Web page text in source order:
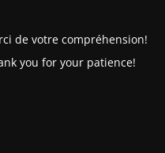
de votre compréhension!
you for your patience!